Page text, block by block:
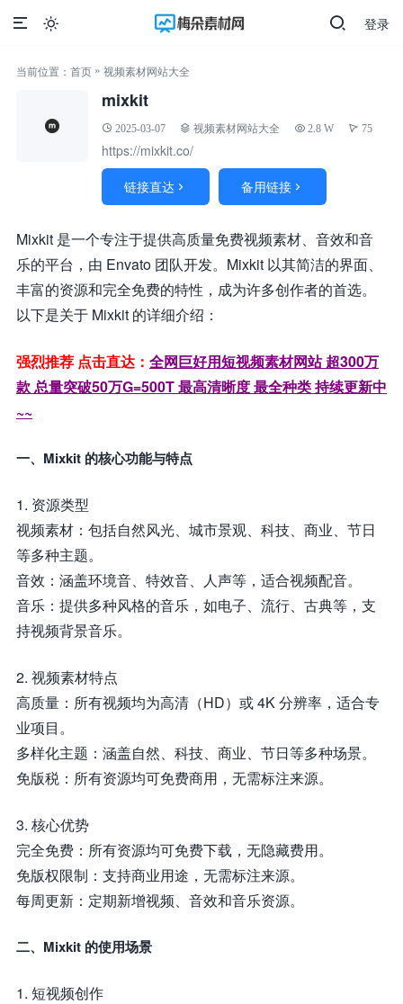
登录

当前位置： 首页 » 视频素材网站大全
mixkit
2025-03-07 视频素材网站大全 2.8 W 75
https://mixkit.co/
链接直达  备用链接 
Mixkit 是一个专注于提供高质量免费视频素材、音效和音
乐的平台，由 Envato 团队开发。Mixkit 以其简洁的界面、
丰富的资源和完全免费的特性，成为许多创作者的首选。
以下是关于 Mixkit 的详细介绍：
强烈推荐 点击直达： 全网巨好用短视频素材网站 超300万
款 总量突破50万G=500T 最高清晰度 最全种类 持续更新中
~~
一、Mixkit 的核心功能与特点
1. 资源类型
视频素材：包括自然风光、城市景观、科技、商业、节日
等多种主题。
音效：涵盖环境音、特效音、人声等，适合视频配音。
音乐：提供多种风格的音乐，如电子、流行、古典等，支
持视频背景音乐。
2. 视频素材特点
高质量：所有视频均为高清（HD）或 4K 分辨率，适合专
业项目。
多样化主题：涵盖自然、科技、商业、节日等多种场景。
免版税：所有资源均可免费商用，无需标注来源。
3. 核心优势
完全免费：所有资源均可免费下载，无隐藏费用。
免版权限制：支持商业用途，无需标注来源。
每周更新：定期新增视频、音效和音乐资源。
二、Mixkit 的使用场景
1. 短视频创作